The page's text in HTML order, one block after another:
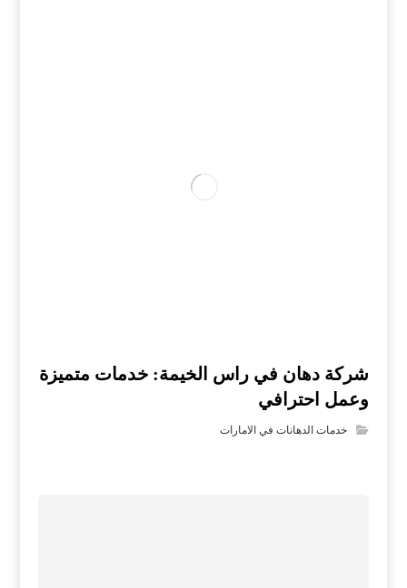
شركة دهان في راس الخيمة: خدمات متميزة
وعمل احترافي
خدمات الدهانات في الامارات